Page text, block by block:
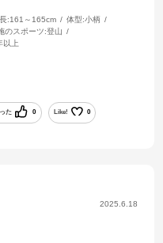
:161～165cm 体型:小柄
のスポーツ:登山
以上
た 0 Like! 0
2025.6.18